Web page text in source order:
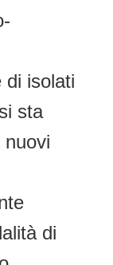
di isolati
sta
nuovi
di